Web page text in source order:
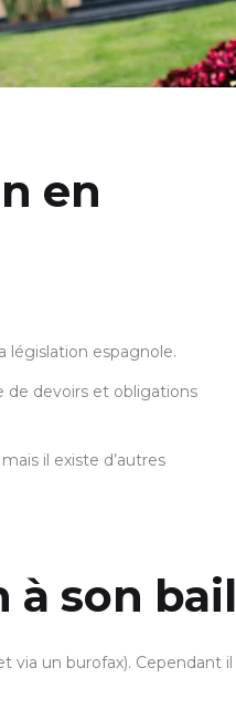
en
législation espagnole.
de devoirs et obligations
il existe d’autres
à son bail
via un burofax). Cependant il